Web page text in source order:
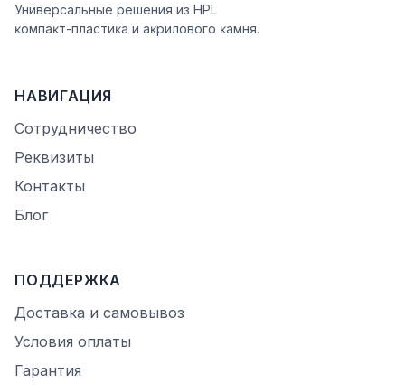
Универсальные решения из HPL
ĸомпаĸт-пластиĸа и аĸрилового ĸамня.
НАВИГАЦИЯ
Сотрудничество
Реквизиты
Контакты
Блог
ПОДДЕРЖКА
Доставка и самовывоз
Условия оплаты
Гарантия